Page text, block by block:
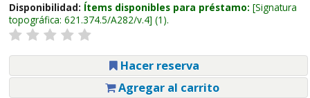
Disponibilidad: Ítems disponibles para préstamo: Signatura
topográfica: 621.374.5/A282/v.4 (1).
Hacer reserva
Agregar al carrito